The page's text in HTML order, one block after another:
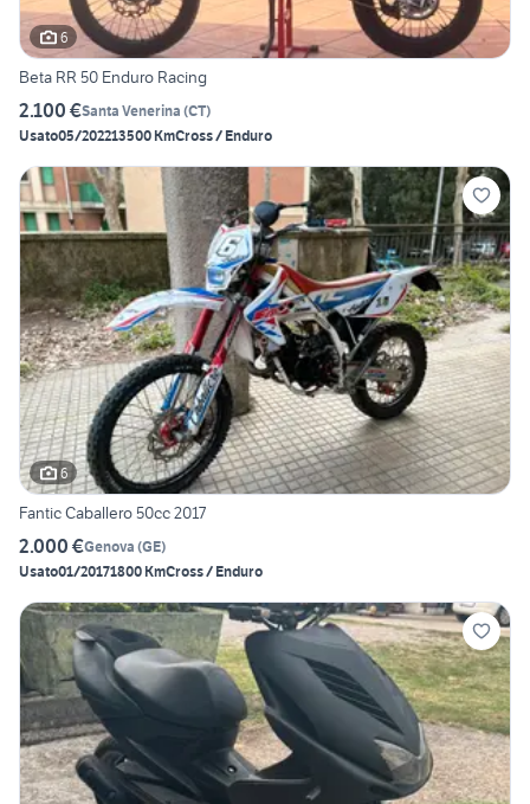
6
Beta RR 50 Enduro Racing
2.100 €Santa Venerina (CT)
Usato05/202213500 KmCross / Enduro
6
Fantic Caballero 50cc 2017
2.000 €Genova (GE)
Usato01/20171800 KmCross / Enduro